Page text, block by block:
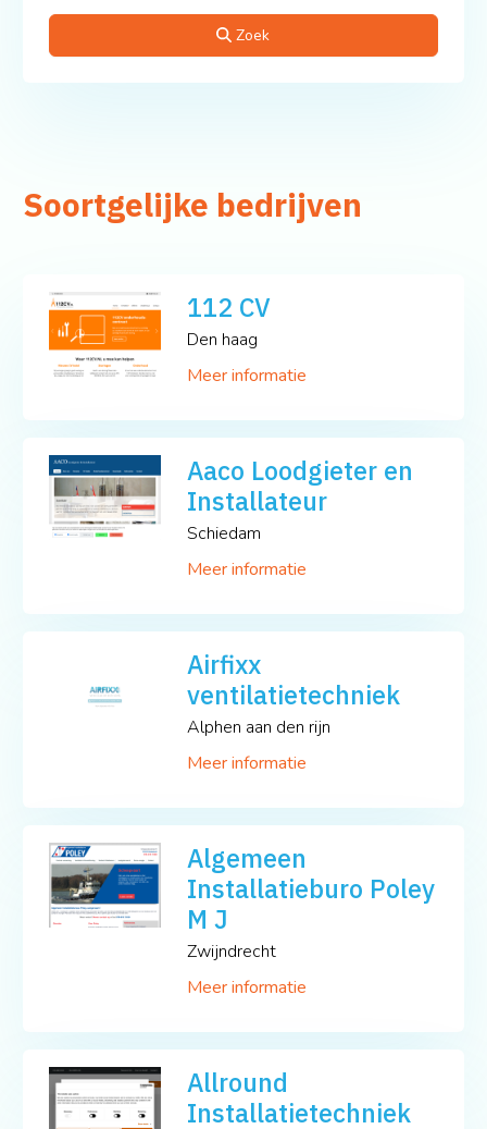
Zoek
Soortgelijke bedrijven
112 CV
Den haag
Meer informatie
Aaco Loodgieter en
Installateur
Schiedam
Meer informatie
Airfixx
ventilatietechniek
Alphen aan den rijn
Meer informatie
Algemeen
Installatieburo Poley
M J
Zwijndrecht
Meer informatie
Allround
Installatietechniek